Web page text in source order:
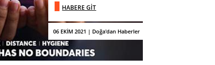
06 EKİM 2021 | Doğa'dan Haberler
HABERE GİT